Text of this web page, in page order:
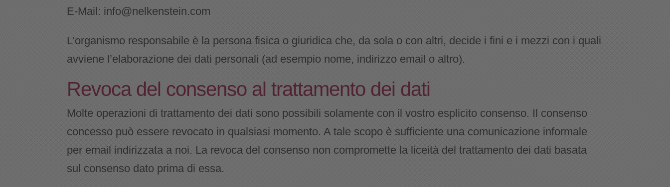
E-Mail: info@nelkenstein.com
L’organismo responsabile è la persona fisica o giuridica che, da sola o con altri, decide i fini e i mezzi con i quali
avviene l’elaborazione dei dati personali (ad esempio nome, indirizzo email o altro).
Revoca del consenso al trattamento dei dati
Molte operazioni di trattamento dei dati sono possibili solamente con il vostro esplicito consenso. Il consenso
concesso può essere revocato in qualsiasi momento. A tale scopo è sufficiente una comunicazione informale
per email indirizzata a noi. La revoca del consenso non compromette la liceità del trattamento dei dati basata
sul consenso dato prima di essa.